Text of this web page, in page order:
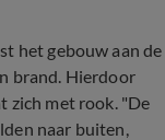
het gebouw aan de
brand. Hierdoor
zich met rook. "De
naar buiten,